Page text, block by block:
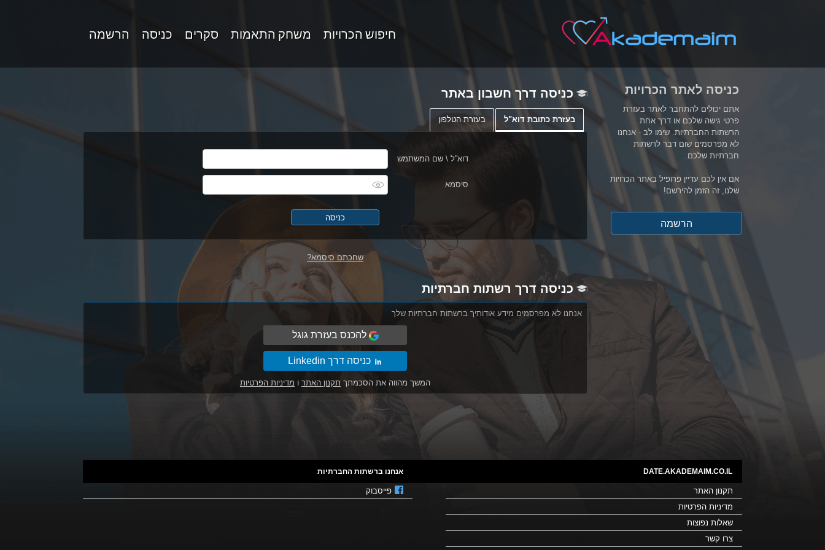
חיפוש הכרויות משחק התאמות סקרים הרשמה כניסה
כניסה לאתר הכרויות
אתם יכולים להתחבר לאתר בעזרת
פרטי גישה שלכם או דרך אחת
הרשתות החברתיות. שימו לב - אנחנו
לא מפרסמים שום דבר לרשתות
חברתיות שלכם.
אם אין לכם עדיין פרופיל באתר הכרויות
שלנו, זה הזמן להירשם!
כניסה דרך חשבון באתר
בעזרת כתובת דוא"ל בעזרת הטלפון
דוא''ל \ שם המשתמש
סיסמא
שחכתם סיסמא?
כניסה דרך רשתות חברתיות
אנחנו לא מפרסמים מידע אודותיך ברשתות חברתיות שלך
להכנס בעזרת גוגל
כניסה דרך Linkedin
המשך מהווה את הסכמתך תקנון האתר ו מדיניות הפרטיות
DATE.AKADEMAIM.CO.IL אנחנו ברשתות החברתיות
תקנון האתר
מדיניות הפרטיות
שאלות נפוצות
צרו קשר
פייסבוק